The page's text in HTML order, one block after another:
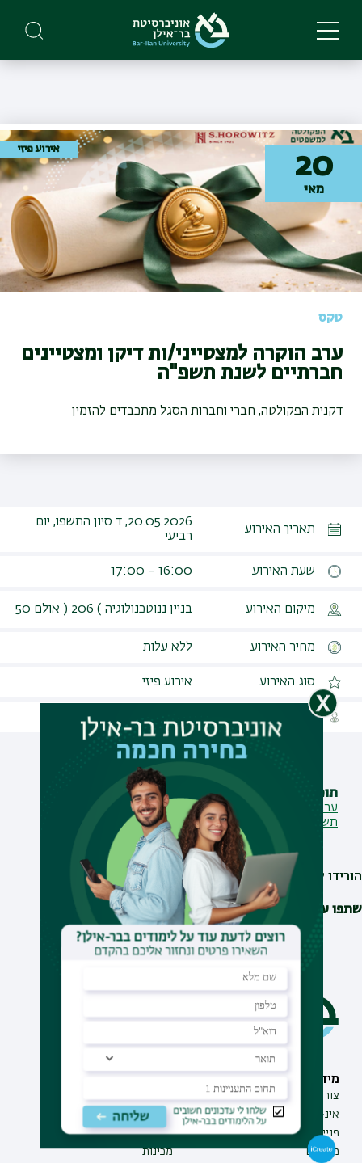
main
20
מאי
אירוע פיזי
טקס
ערב הוקרה למצטייני/ות דיקן ומצטיינים
חברתיים לשנת תשפ"ה
דקנית הפקולטה, חברי וחברות הסגל מתכבדים להזמין
תאריך האירוע
20.05.2026, ד סיון התשפו, יום
רביעי
שעת האירוע 16:00 - 17:00
מיקום האירוע בניין ננוטכנולוגיה ) 206 ( אולם 50
מחיר האירוע ללא עלות
סוג האירוע אירוע פיזי
תוכנייה
ערב הוקרה למצטייני/ות דיקן ומצטיינים חברתיים לשנת
תשפ"ה
הורידו ליומן
שתפו עם חברים
מידע וסיוע
צור קשר
אינ-בר מידע אישי לסטודנט
פנייה למנהל האתר
מכרזים
תואר שני
תואר שלישי
מכינות